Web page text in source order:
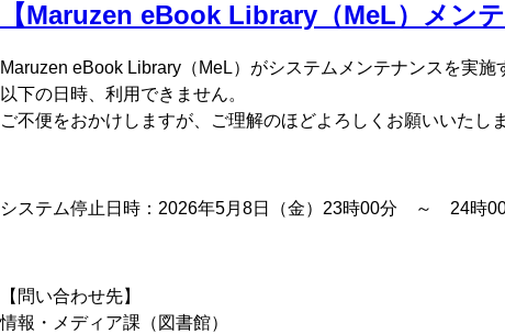
【Maruzen eBook Library（MeL）メン
Maruzen eBook Library（MeL）がシステムメンテナンスを実施
以下の日時、利用できません。
ご不便をおかけしますが、ご理解のほどよろしくお願いいたしま
システム停止日時：2026年5月8日（金）23時00分 ～ 24時00
【問い合わせ先】
情報・メディア課（図書館）